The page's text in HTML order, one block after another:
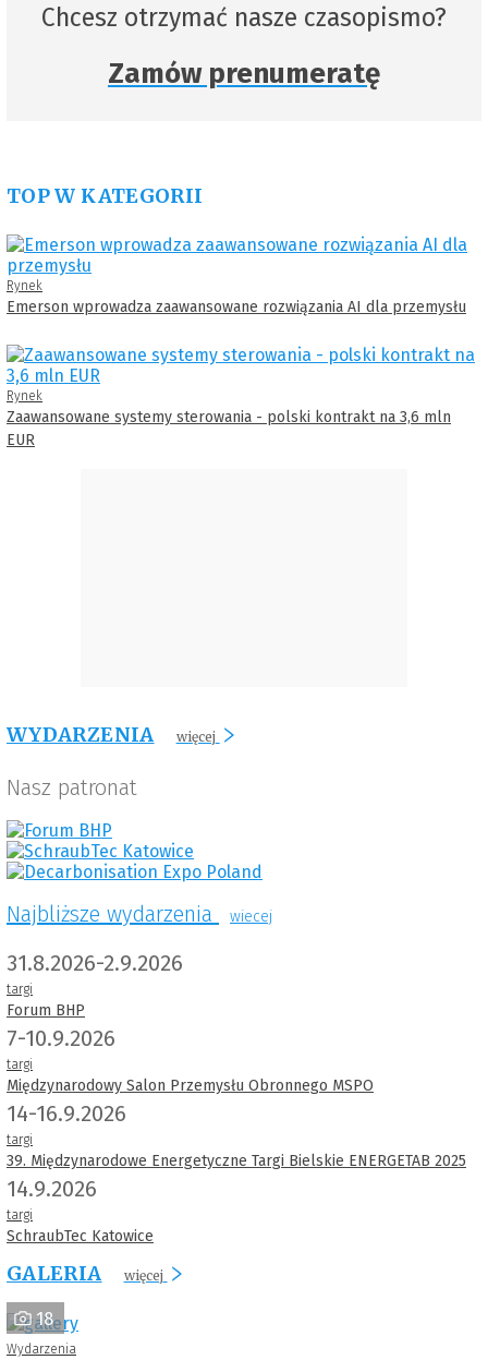
Chcesz otrzymać nasze czasopismo?
Zamów prenumeratę
TOP W KATEGORII
Rynek
Emerson wprowadza zaawansowane rozwiązania AI dla przemysłu
Rynek
Zaawansowane systemy sterowania - polski kontrakt na 3,6 mln
EUR
WYDARZENIA więcej
Nasz patronat
Najbliższe wydarzenia wiecej
31.8.2026-2.9.2026
targi
Forum BHP
7-10.9.2026
targi
Międzynarodowy Salon Przemysłu Obronnego MSPO
14-16.9.2026
targi
39. Międzynarodowe Energetyczne Targi Bielskie ENERGETAB 2025
14.9.2026
targi
SchraubTec Katowice
GALERIA więcej
18
Wydarzenia